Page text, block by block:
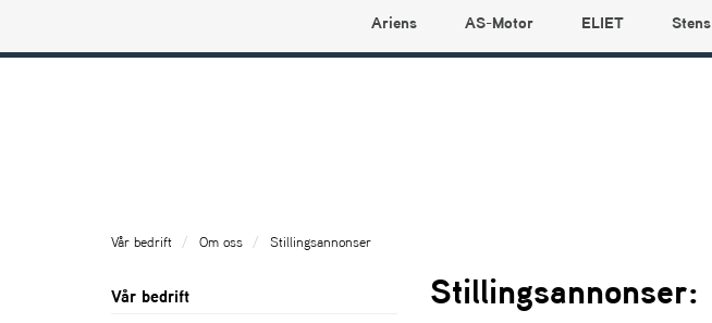
Ariens AS-Motor ELIET Stens
Vår bedrift Om oss Stillingsannonser
Vår bedrift
Stillingsannonser: